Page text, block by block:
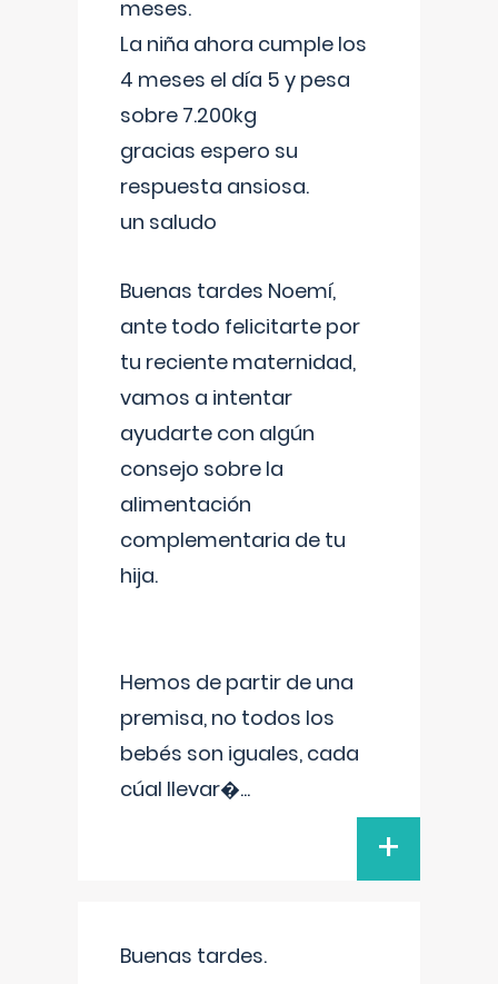
meses.
La niña ahora cumple los
4 meses el día 5 y pesa
sobre 7.200kg
gracias espero su
respuesta ansiosa.
un saludo
Buenas tardes Noemí,
ante todo felicitarte por
tu reciente maternidad,
vamos a intentar
ayudarte con algún
consejo sobre la
alimentación
complementaria de tu
hija.
Hemos de partir de una
premisa, no todos los
bebés son iguales, cada
cúal llevar�...
+
Buenas tardes.